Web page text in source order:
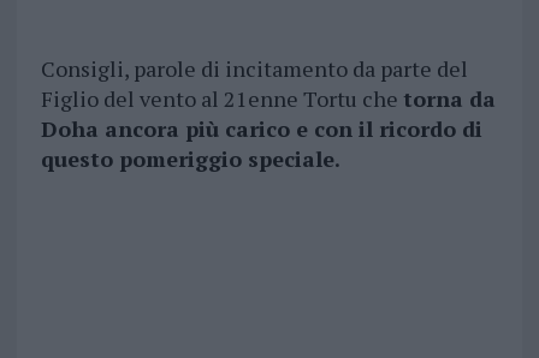
Consigli, parole di incitamento da parte del
Figlio del vento al 21enne Tortu che torna da
Doha ancora più carico e con il ricordo di
questo pomeriggio speciale.